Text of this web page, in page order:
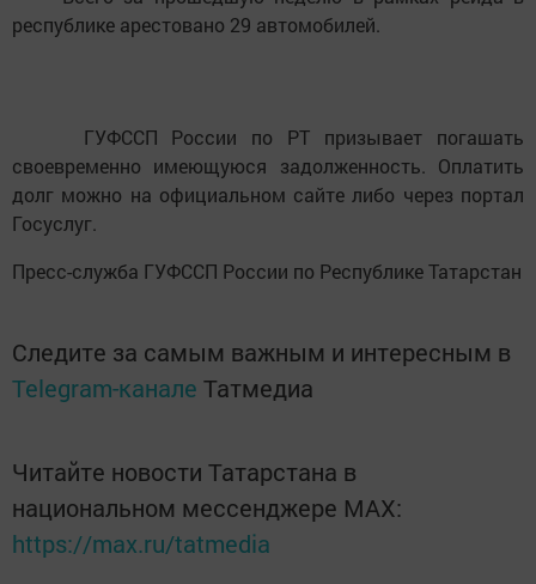
республике арестовано 29 автомобилей.
ГУФССП России по РТ призывает погашать
своевременно имеющуюся задолженность. Оплатить
долг можно на официальном сайте либо через портал
Госуслуг.
Пресс-служба ГУФССП России по Республике Татарстан
Следите за самым важным и интересным в
Telegram-канале Татмедиа
Читайте новости Татарстана в
национальном мессенджере MАХ:
https://max.ru/tatmedia